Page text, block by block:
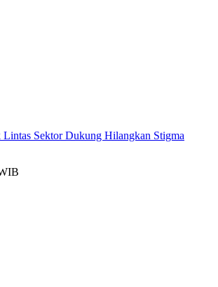
Lintas Sektor Dukung Hilangkan Stigma